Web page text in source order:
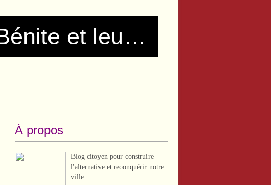
Les communistes de Pierre Bénite et leurs amis !
À propos
Blog citoyen pour construire
l'alternative et reconquérir notre
ville